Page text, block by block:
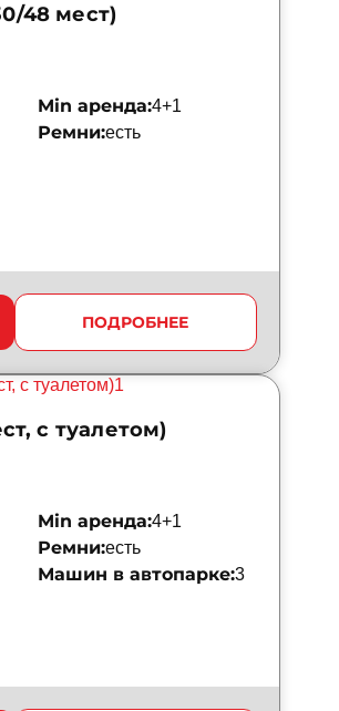
48 мест)
Min аренда:4+1
Ремни:есть
ПОДРОБНЕЕ
с туалетом)
Min аренда:4+1
Ремни:есть
Машин в автопарке:3